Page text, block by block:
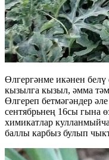
Өлгергәнме икәнен
кызылга кызыл, әмма
Өлгереп бетмәгәндер
сентябрьнең 16сы гына
химикатлар
баллы карбыз булып